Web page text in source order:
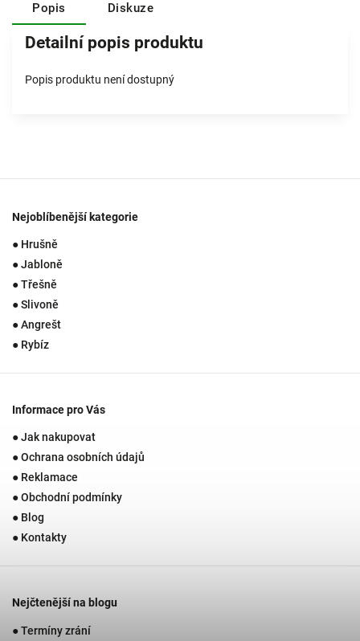
Popis Diskuze
Detailní popis produktu
Popis produktu není dostupný
Nejoblíbenější kategorie
● Hrušně
● Jabloně
● Třešně
● Slivoně
● Angrešt
● Rybíz
Informace pro Vás
● Jak nakupovat
● Ochrana osobních údajů
● Reklamace
● Obchodní podmínky
● Blog
● Kontakty
Nejčtenější na blogu
● Termíny zrání